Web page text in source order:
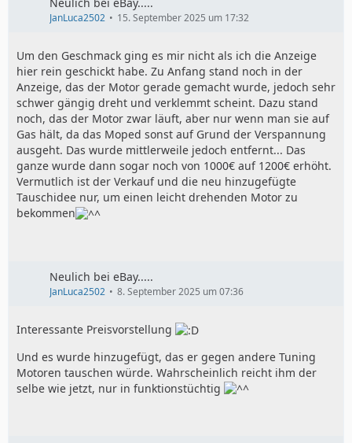
JanLuca2502 15. September 2025 um 17:32
Um den Geschmack ging es mir nicht als ich die Anzeige
hier rein geschickt habe. Zu Anfang stand noch in der
Anzeige, das der Motor gerade gemacht wurde, jedoch sehr
schwer gängig dreht und verklemmt scheint. Dazu stand
noch, das der Motor zwar läuft, aber nur wenn man sie auf
Gas hält, da das Moped sonst auf Grund der Verspannung
ausgeht. Das wurde mittlerweile jedoch entfernt... Das
ganze wurde dann sogar noch von 1000€ auf 1200€ erhöht.
Vermutlich ist der Verkauf und die neu hinzugefügte
Tauschidee nur, um einen leicht drehenden Motor zu
bekommen
Neulich bei eBay.....
JanLuca2502 8. September 2025 um 07:36
Interessante Preisvorstellung
Und es wurde hinzugefügt, das er gegen andere Tuning
Motoren tauschen würde. Wahrscheinlich reicht ihm der
selbe wie jetzt, nur in funktionstüchtig